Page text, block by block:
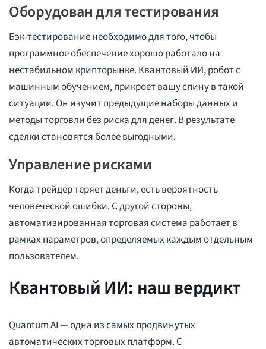
Оборудован для тестирования
Бэк-тестирование необходимо для того, чтобы
программное обеспечение хорошо работало на
нестабильном крипторынке. Квантовый ИИ, робот с
машинным обучением, прикроет вашу спину в такой
ситуации. Он изучит предыдущие наборы данных и
методы торговли без риска для денег. В результате
сделки становятся более выгодными.
Управление рисками
Когда трейдер теряет деньги, есть вероятность
человеческой ошибки. С другой стороны,
автоматизированная торговая система работает в
рамках параметров, определяемых каждым отдельным
пользователем.
Квантовый ИИ: наш вердикт
Quantum AI — одна из самых продвинутых
автоматических торговых платформ. С